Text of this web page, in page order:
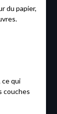
du papier,
qui
couches